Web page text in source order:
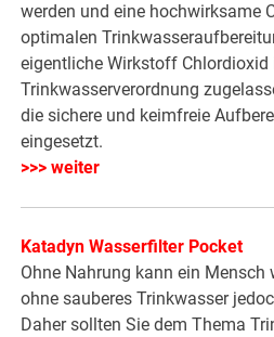
werden und eine hochwirksame
optimalen
eigentliche Wirkstoff
Trinkwasserverordnung
die sichere und keimfreie
eingesetzt.
>>> weiter
Katadyn Wasserfilter Pocket
Ohne Nahrung kann ein Mensch
ohne sauberes Trinkwasser
Daher sollten Sie dem Thema